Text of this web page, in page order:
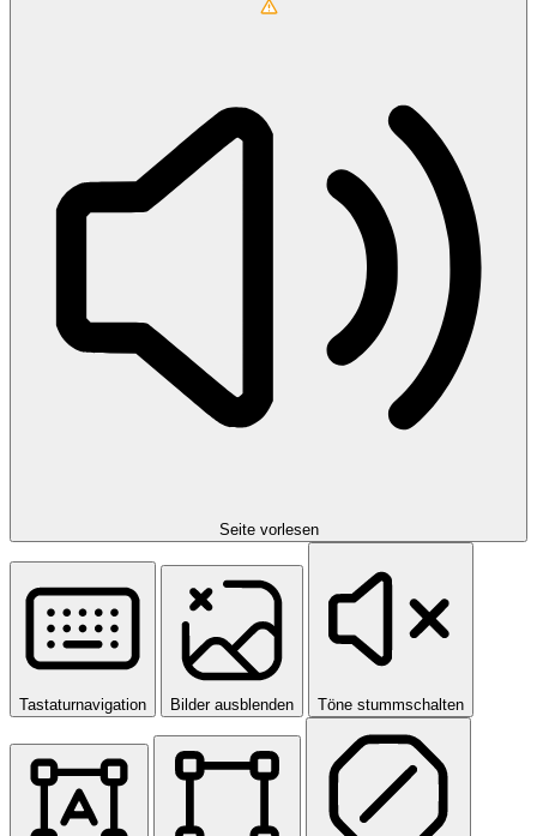
Seite vorlesen
Tastaturnavigation Bilder ausblenden Töne stummschalten